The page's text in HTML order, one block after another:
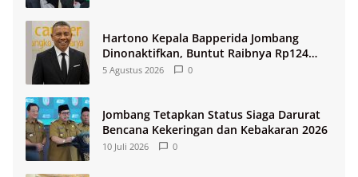
Hartono Kepala Bapperida Jombang
Dinonaktifkan, Buntut Raibnya Rp124
Miliar Kas KPRI Sejahtera
5 Agustus 2026 0
Jombang Tetapkan Status Siaga Darurat
Bencana Kekeringan dan Kebakaran 2026
10 Juli 2026 0